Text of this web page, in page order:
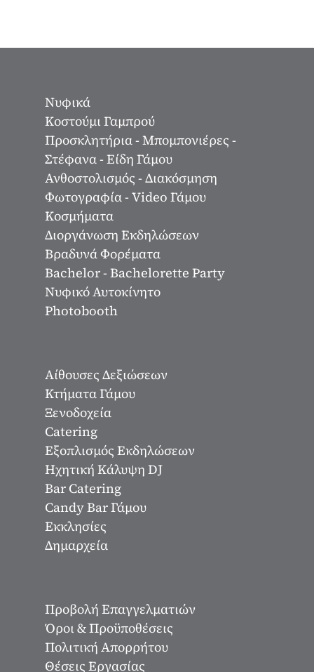
Νυφικά
Κοστούμι Γαμπρού
Προσκλητήρια - Μπομπονιέρες -
Στέφανα - Είδη Γάμου
Ανθοστολισμός - Διακόσμηση
Φωτογραφία - Video Γάμου
Κοσμήματα
Διοργάνωση Εκδηλώσεων
Βραδυνά Φορέματα
Bachelor - Bachelorette Party
Νυφικό Αυτοκίνητο
Photobooth
Αίθουσες Δεξιώσεων
Κτήματα Γάμου
Ξενοδοχεία
Catering
Εξοπλισμός Εκδηλώσεων
Ηχητική Κάλυψη DJ
Bar Catering
Candy Bar Γάμου
Εκκλησίες
Δημαρχεία
Προβολή Επαγγελματιών
Όροι & Προϋποθέσεις
Πολιτική Απορρήτου
Θέσεις Εργασίας